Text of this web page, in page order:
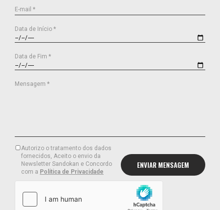
E-mail *
Data de Início *
Data de Fim *
Mensagem *
Autorizo o tratamento dos dados
fornecidos, Aceito o envio da
Newsletter Sandokan e Concordo
com a Política de Privacidade